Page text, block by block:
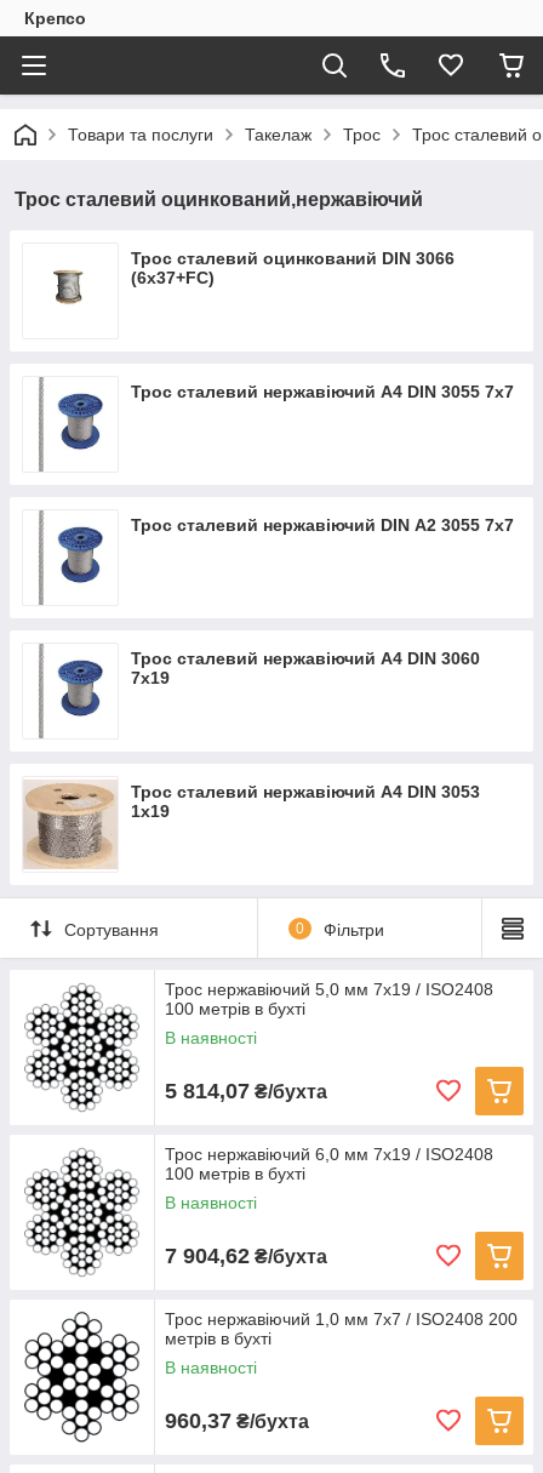
Крепсо
Товари та послуги Такелаж Трос Трос сталевий
Трос сталевий оцинкований,нержавіючий
Трос сталевий оцинкований DIN 3066
(6x37+FC)
Трос сталевий нержавіючий А4 DIN 3055 7х7
Трос сталевий нержавіючий DIN А2 3055 7х7
Трос сталевий нержавіючий А4 DIN 3060
7х19
Трос сталевий нержавіючий А4 DIN 3053
1x19
Сортування 0 Фільтри
Трос нержавіючий 5,0 мм 7х19 / ISO2408
100 метрів в бухті
В наявності
5 814,07 ₴/бухта
Трос нержавіючий 6,0 мм 7х19 / ISO2408
100 метрів в бухті
В наявності
7 904,62 ₴/бухта
Трос нержавіючий 1,0 мм 7х7 / ISO2408 200
метрів в бухті
В наявності
960,37 ₴/бухта